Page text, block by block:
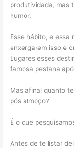
produtividade, mas
humor.
Esse hábito, e essa
enxergarem isso e
Lugares esses
famosa pestana
Mas afinal quanto
pós almoço?
É o que
Antes de te listar